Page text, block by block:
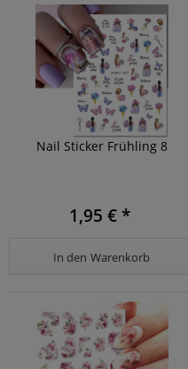
Nail Sticker Frühling 8
1,95 € *
In den Warenkorb